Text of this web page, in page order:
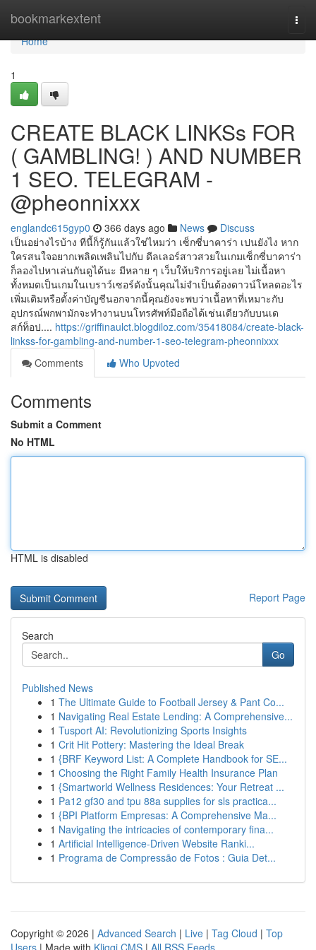
bookmarkextent
Home
Home
1
CREATE BLACK LINKSs FOR
( GAMBLING! ) AND NUMBER
1 SEO. TELEGRAM -
@pheonnixxx
englandc615gyp0 366 days ago News
Discuss
เป็นอย่างไรบ้าง ทีนี้ก็รู้กันแล้วใช่ไหมว่า เซ็กซี่บาคาร่า เปนยังไง หาก
ใครสนใจอยากเพลิดเพลินไปกับ ดีลเลอร์สาวสวยในเกมเซ็กซี่บาคาร่า
ก็ลองไปหาเล่นกันดูได้นะ มีหลาย ๆ เว็บให้บริการอยู่เลย ไม่เนื้อหา
ทั้งหมดเป็นเกมในเบราว์เซอร์ดังนั้นคุณไม่จำเป็นต้องดาวน์โหลดอะไร
เพิ่มเติมหรือตั้งค่าบัญชีนอกจากนี้คุณยังจะพบว่าเนื้อหาที่เหมาะกับ
อุปกรณ์พกพามักจะทำงานบนโทรศัพท์มือถือได้เช่นเดียวกับบนเด
สก์ท็อป.... https://griffinaulct.blogdiloz.com/35418084/create-black-
linkss-for-gambling-and-number-1-seo-telegram-pheonnixxx
Comments
Who Upvoted
Comments
Submit a Comment
No HTML
HTML is disabled
Report Page
Search
Go
Published News
1 The Ultimate Guide to Football Jersey & Pant Co...
1 Navigating Real Estate Lending: A Comprehensive...
1 Tusport AI: Revolutionizing Sports Insights
1 Crit Hit Pottery: Mastering the Ideal Break
1 {BRF Keyword List: A Complete Handbook for SE...
1 Choosing the Right Family Health Insurance Plan
1 {Smartworld Wellness Residences: Your Retreat ...
1 Pa12 gf30 and tpu 88a supplies for sls practica...
1 {BPI Platform Empresas: A Comprehensive Ma...
1 Navigating the intricacies of contemporary fina...
1 Artificial Intelligence-Driven Website Ranki...
1 Programa de Compressão de Fotos : Guia Det...
Copyright © 2026 | Advanced Search | Live | Tag Cloud | Top
Users | Made with Kliqqi CMS | All RSS Feeds